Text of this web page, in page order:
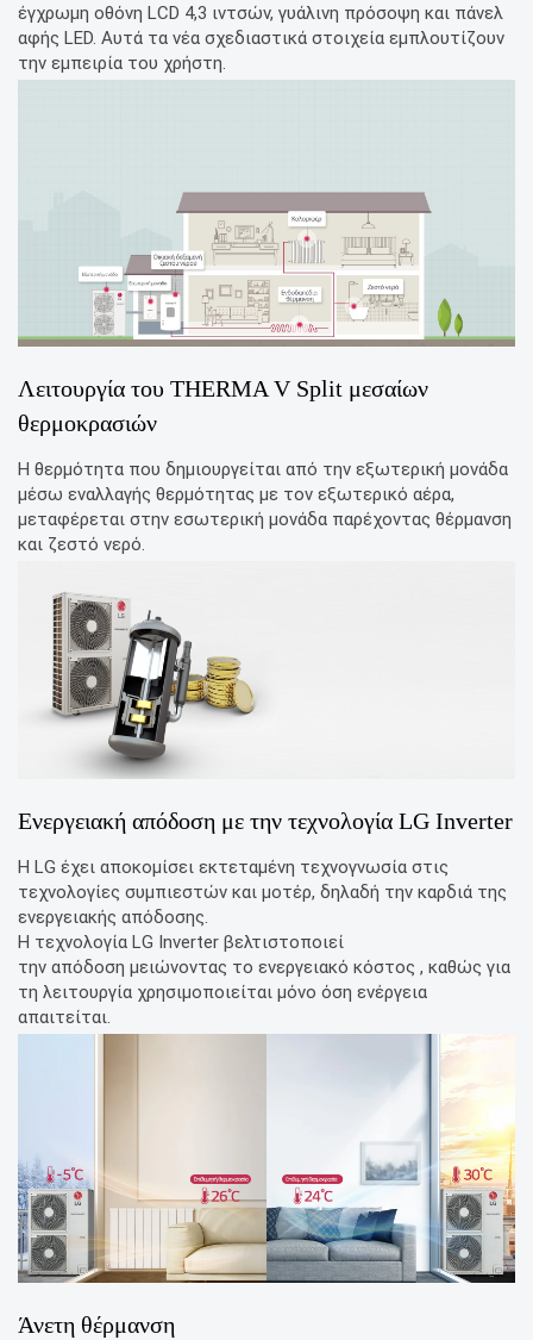
έγχρωμη οθόνη LCD 4,3 ιντσών, γυάλινη πρόσοψη και πάνελ
αφής LED. Αυτά τα νέα σχεδιαστικά στοιχεία εμπλουτίζουν
την εμπειρία του χρήστη.
Λειτουργία του THERMA V Split μεσαίων
θερμοκρασιών
Η θερμότητα που δημιουργείται από την εξωτερική μονάδα
μέσω εναλλαγής θερμότητας με τον εξωτερικό αέρα,
μεταφέρεται στην εσωτερική μονάδα παρέχοντας θέρμανση
και ζεστό νερό.
Ενεργειακή απόδοση με την τεχνολογία LG Inverter
Η LG έχει αποκομίσει εκτεταμένη τεχνογνωσία στις
τεχνολογίες συμπιεστών και μοτέρ, δηλαδή την καρδιά της
ενεργειακής απόδοσης.
Η τεχνολογία LG Inverter βελτιστοποιεί
την απόδοση μειώνοντας το ενεργειακό κόστος , καθώς για
τη λειτουργία χρησιμοποιείται μόνο όση ενέργεια
απαιτείται.
Άνετη θέρμανση